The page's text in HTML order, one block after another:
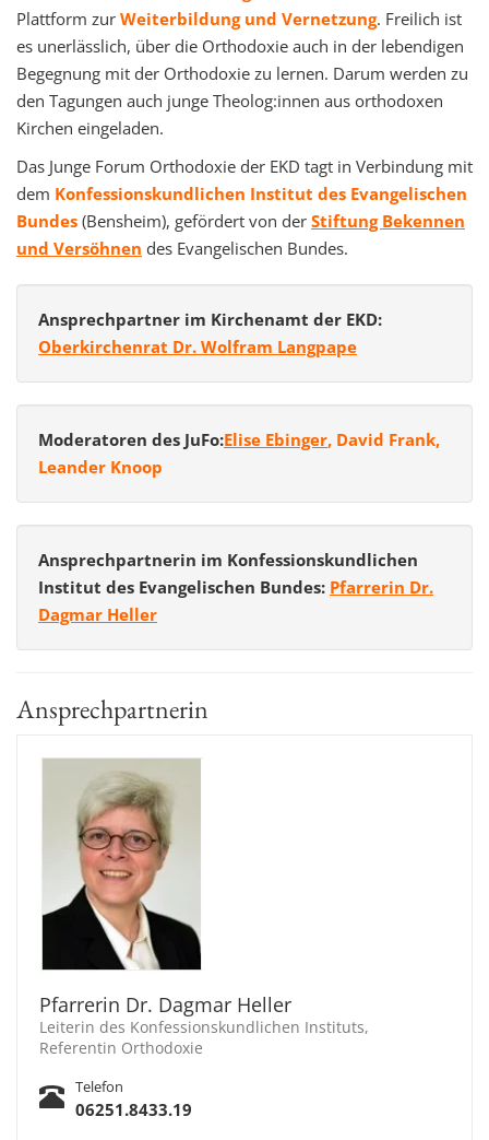
Plattform zur Weiterbildung und Vernetzung. Freilich ist
es unerlässlich, über die Orthodoxie auch in der lebendigen
Begegnung mit der Orthodoxie zu lernen. Darum werden zu
den Tagungen auch junge Theolog:innen aus orthodoxen
Kirchen eingeladen.
Das Junge Forum Orthodoxie der EKD tagt in Verbindung mit
dem Konfessionskundlichen Institut des Evangelischen
Bundes (Bensheim), gefördert von der Stiftung Bekennen
und Versöhnen des Evangelischen Bundes.
Ansprechpartner im Kirchenamt der EKD:
Oberkirchenrat Dr. Wolfram Langpape
Moderatoren des JuFo:Elise Ebinger, David Frank,
Leander Knoop
Ansprechpartnerin im Konfessionskundlichen
Institut des Evangelischen Bundes: Pfarrerin Dr.
Dagmar Heller
Ansprechpartnerin
Pfarrerin Dr. Dagmar Heller
Leiterin des Konfessionskundlichen Instituts,
Referentin Orthodoxie
Telefon
06251.8433.19